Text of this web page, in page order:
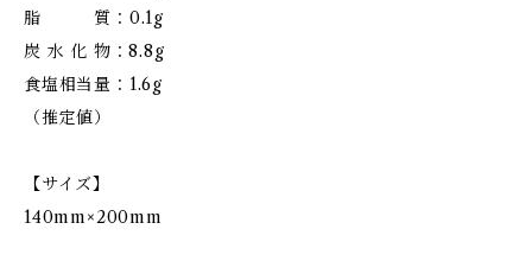
脂 質：0.1g
炭 水 化 物：8.8g
食塩相当量：1.6g
（推定値）
【サイズ】
140mm×200mm